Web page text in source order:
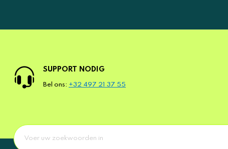
SUPPORT NODIG
Bel ons: +32 497 21 37 55